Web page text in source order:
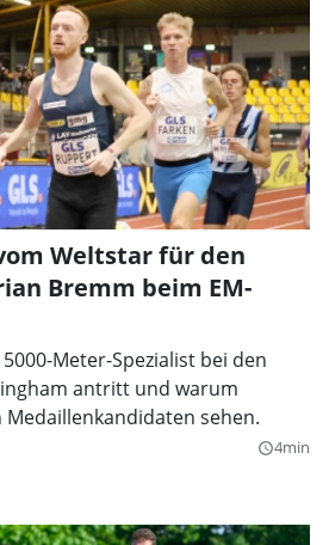
Weltstar für den
Bremm beim EM-
Meter-Spezialist bei den
antritt und warum
sehen.
query_builder4min